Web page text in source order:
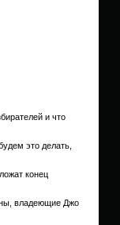
и что
это делать,
конец
владеющие Джо